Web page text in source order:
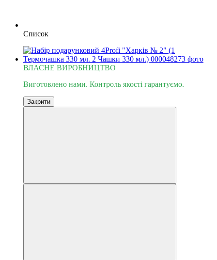
Список
ВЛАСНЕ ВИРОБНИЦТВО
Виготовлено нами. Контроль якості гарантуємо.
Закрити